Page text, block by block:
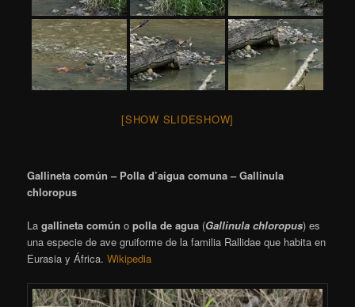
[SHOW SLIDESHOW]
Gallineta común – Polla d’aigua comuna – Gallinula
chloropus
Lagallineta común opolla de agua (Gallinula chloropus) ​ es
una especie de ave gruiforme de la familia Rallidae que habita en
Eurasia y África.Wikipedia